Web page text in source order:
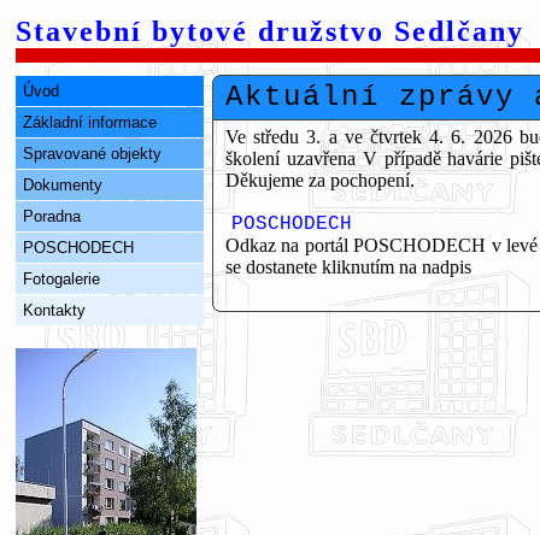
Stavební bytové družstvo Sedlčany
Úvod
Základní informace
Spravované objekty
Dokumenty
Poradna
POSCHODECH
Fotogalerie
Kontakty
Aktuální zprávy
Ve středu 3. a ve čtvrtek 4. 6. 2026
školení uzavřena V případě havárie
Děkujeme za pochopení.
POSCHODECH
Odkaz na portál POSCHODECH v
se dostanete kliknutím na nadpis